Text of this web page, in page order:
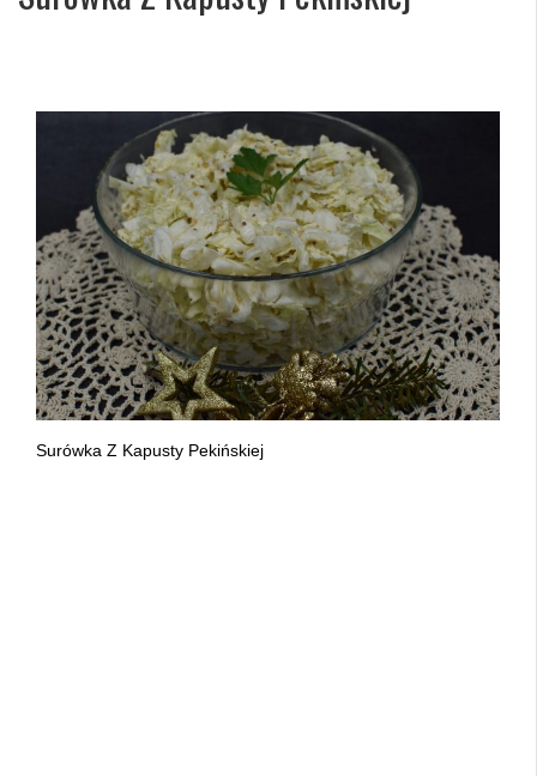
Surówka Z Kapusty Pekińskiej